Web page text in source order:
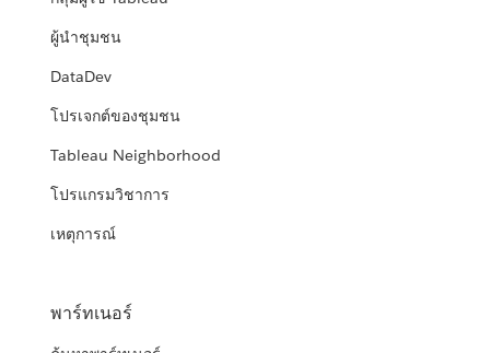
ผู้นำชุมชน
DataDev
โปรเจกต์ของชุมชน
Tableau Neighborhood
โปรแกรมวิชาการ
เหตุการณ์
พาร์ทเนอร์